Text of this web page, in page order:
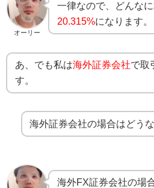
オーリー
一律なので、どんな
20.315%になります。
あ、でも私は海外証券会社で取
す。
海外証券会社の場合はどう
海外FX証券会社の場